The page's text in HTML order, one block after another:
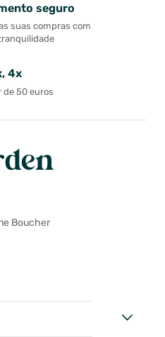
seguro
suas compras com
4x
de 50 euros
Boucher